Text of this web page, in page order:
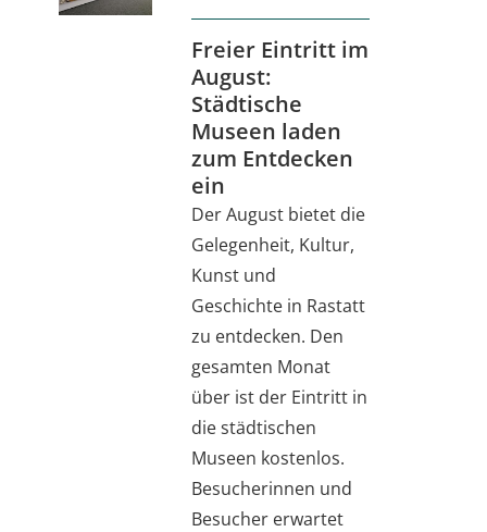
Freier Eintritt im
August:
Städtische
Museen laden
zum Entdecken
ein
Der August bietet die
Gelegenheit, Kultur,
Kunst und
Geschichte in Rastatt
zu entdecken. Den
gesamten Monat
über ist der Eintritt in
die städtischen
Museen kostenlos.
Besucherinnen und
Besucher erwartet